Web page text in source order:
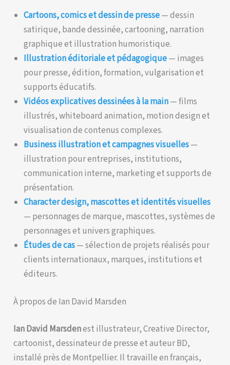
Cartoons, comics et dessin de presse— dessin
satirique, bande dessinée, cartooning, narration
graphique et illustration humoristique.
Illustration éditoriale et pédagogique— images
pour presse, édition, formation, vulgarisation et
supports éducatifs.
Vidéos explicatives dessinées à la main— films
illustrés, whiteboard animation, motion design et
visualisation de contenus complexes.
Business illustration et campagnes visuelles—
illustration pour entreprises, institutions,
communication interne, marketing et supports de
présentation.
Character design, mascottes et identités visuelles
— personnages de marque, mascottes, systèmes de
personnages et univers graphiques.
Études de cas— sélection de projets réalisés pour
clients internationaux, marques, institutions et
éditeurs.
À propos de Ian David Marsden
Ian David Marsdenest illustrateur, Creative Director,
cartoonist, dessinateur de presse et auteur BD,
installé près de Montpellier. Il travaille en français,